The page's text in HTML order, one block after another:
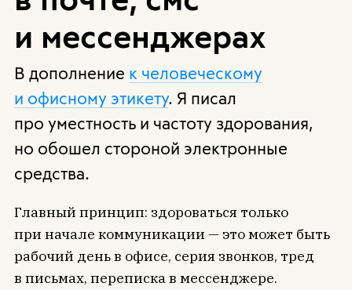
и мессенджерах
В дополнение к человеческому
и офисному этикету. Я писал
про уместность и частоту здорования,
но обошел стороной электронные
средства.
Главный принцип: здороваться только
при начале коммуникации — это может быть
рабочий день в офисе, серия звонков, тред
в письмах, переписка в мессенджере.